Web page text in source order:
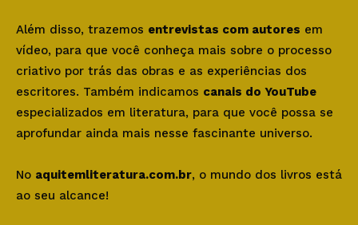
Além disso, trazemos entrevistas com autores em
vídeo, para que você conheça mais sobre o processo
criativo por trás das obras e as experiências dos
escritores. Também indicamos canais do YouTube
especializados em literatura, para que você possa se
aprofundar ainda mais nesse fascinante universo.
No aquitemliteratura.com.br, o mundo dos livros está
ao seu alcance!